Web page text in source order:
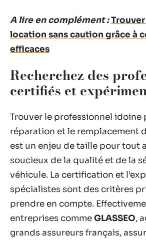
A lire en complément :
location sans caution grâce à
efficaces
Recherchez des
certifiés et
Trouver le professionnel idoine
réparation et le remplacement
est un enjeu de taille pour tout
soucieux de la qualité et de la
véhicule. La certification et
spécialistes sont des critères
prendre en compte.
entreprises commeGLASSEO,
grands assureurs français,